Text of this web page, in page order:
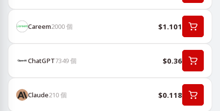
Careem2000個 $1.101
ChatGPT7349個 $0.36
Claude210個 $0.118